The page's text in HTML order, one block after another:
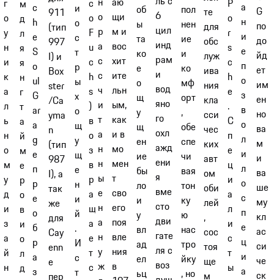
г
о
у
н
и
к
а
л
ь
н
о
м
у
д
и
з
а
й
н
м
д
л
я
я
н
г
т
а
й
м
е
р
о
в
и
о
л
д
c
h
e
S
o
ul
G
ar
a
g
e
п
р
е
о
б
р
а
з
911
(тип
997
I) и
Box
ster
/Ca
yma
n
(тип
987
I), а
так
же
для
Cay
enn
e
пер
и
о
с
т
р
ы
х
о
щ
у
щ
е
н
и
й
.
И
с
т
с
о
F
u
c
h
s
)
в
о
з
в
р
а
щ
а
е
т
с
о
р
а
с
с
ч
и
т
а
н
н
ы
е
н
а
н
у
ж
щи
м и
вос
хит
ите
льн
ым,
как
и в
мо
мен
т
сво
его
поя
вле
ния
в
об
ы
та
ко
е
о
щ
у
щ
ен
ие
бы
ло
и
у
вл
ад
ел
ьц
6
цил
инд
рам
и
вод
яно
го
охл
ажд
ени
я
вме
сто
дви
гате
ля с
воз
пол
нен
ие
и
ко
мф
орт
,
обе
спе
чи
вая
тон
ку
ю
нас
тро
йку
, но
те
для
обс
луж
ива
ния
кла
сси
чес
ких
авт
ом
оби
лей
,
сос
тоя
ще
м
o
r
s
c
h
e
.
С
п
е
ц
и
а
л
и
с
т
ы
а
н
и
е
п
о
з
в
о
л
и
л
о
с
п
е
ц
и
а
G
по
до
йд
ет
им
ен
но
ва
м
и
ва
ше
му
кл
ас
си
че
ск